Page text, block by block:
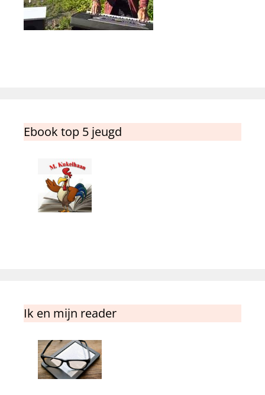
Ebook top 5 jeugd
Ik en mijn reader